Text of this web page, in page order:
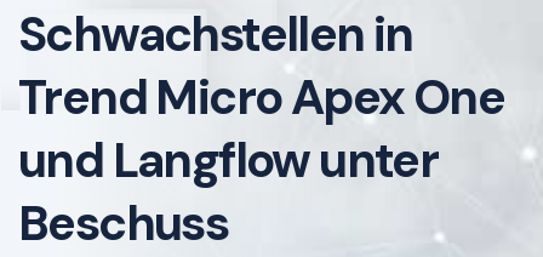
Schwachstellen in
Trend Micro Apex One
und Langflow unter
Beschuss